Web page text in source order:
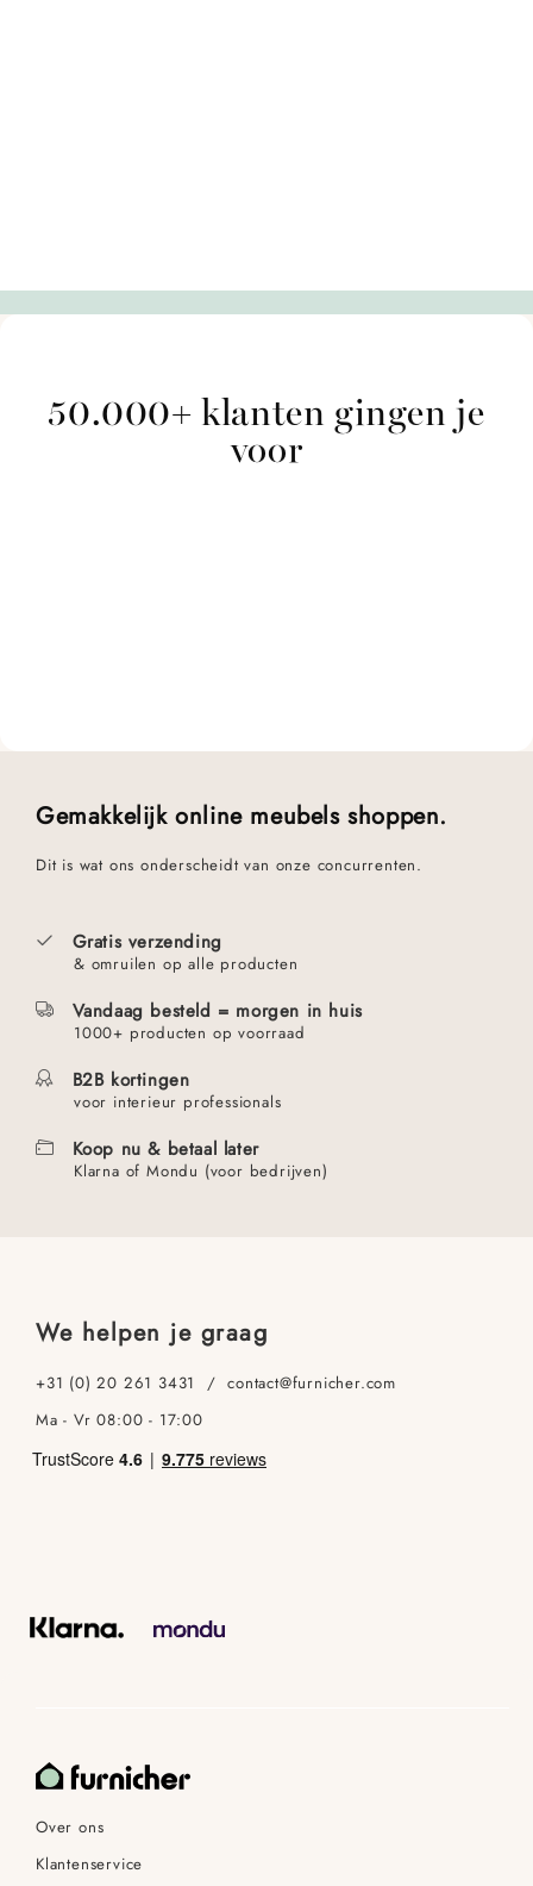
50.000+ klanten gingen je
voor
Gemakkelijk online meubels shoppen.
Dit is wat ons onderscheidt van onze concurrenten.
Gratis verzending
& omruilen op alle producten
Vandaag besteld = morgen in huis
1000+ producten op voorraad
B2B kortingen
voor interieur professionals
Koop nu & betaal later
Klarna of Mondu (voor bedrijven)
We helpen je graag
+31 (0) 20 261 3431 / contact@furnicher.com
Ma - Vr 08:00 - 17:00
Over ons
Klantenservice